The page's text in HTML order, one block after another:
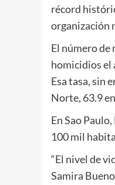
récord
organización
El número de
homicidios el
Esa tasa, sin
Norte, 63.9
En Sao
100 mil
“El nivel de
Samira